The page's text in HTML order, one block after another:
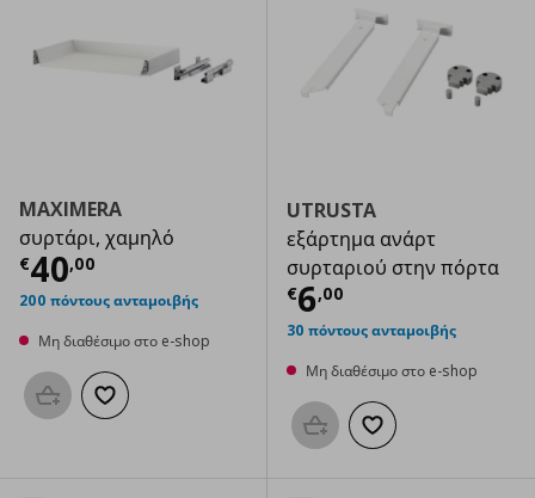
MAXIMERA
συρτάρι, χαμηλό
€40,00
Τρέχουσα τιμή € 40,00
200 πόντους ανταμοιβής
Μη διαθέσιμο στο e-shop
Προσθήκη στο καλάθι
Προσθήκη στα αγαπημένα
UTRUSTA
εξάρτημα ανάρτ
συρταριού στην πόρτα
€6,00
Τρέχουσα
30 πόντους ανταμοιβής
Μη διαθέσιμο στο e-shop
Προσθήκη στο καλάθι
Προσθήκη στα